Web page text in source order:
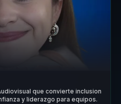
que convierte inclusion
y liderazgo para equipos.